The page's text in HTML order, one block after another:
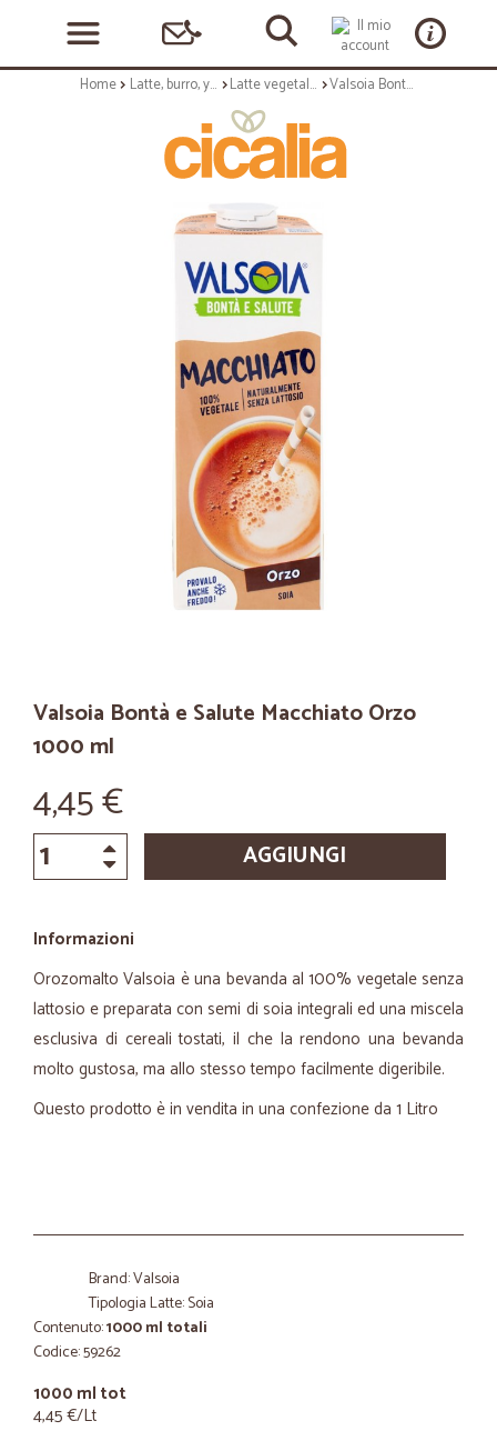
Home Latte, burro, yogurt Latte vegetale e altro latte Valsoia Bontà e Salute Macchiato Orzo 1000 ml
Valsoia Bontà e Salute Macchiato Orzo
1000 ml
4,45 €
AGGIUNGI
Informazioni
Orozomalto Valsoia è una bevanda al 100% vegetale senza
lattosio e preparata con semi di soia integrali ed una miscela
esclusiva di cereali tostati, il che la rendono una bevanda
molto gustosa, ma allo stesso tempo facilmente digeribile.
Questo prodotto è in vendita in una confezione da 1 Litro
Brand: Valsoia
Tipologia Latte: Soia
Contenuto:1000 ml totali
Codice: 59262
1000 ml tot
4,45 €/Lt